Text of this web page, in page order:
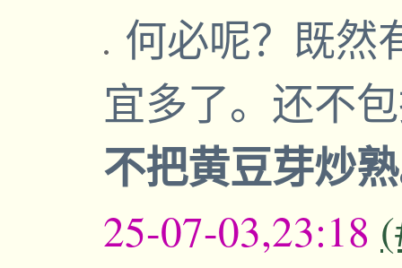
何必呢？既然
宜多了。还不
不把黄豆芽炒
25-07-03,23:18